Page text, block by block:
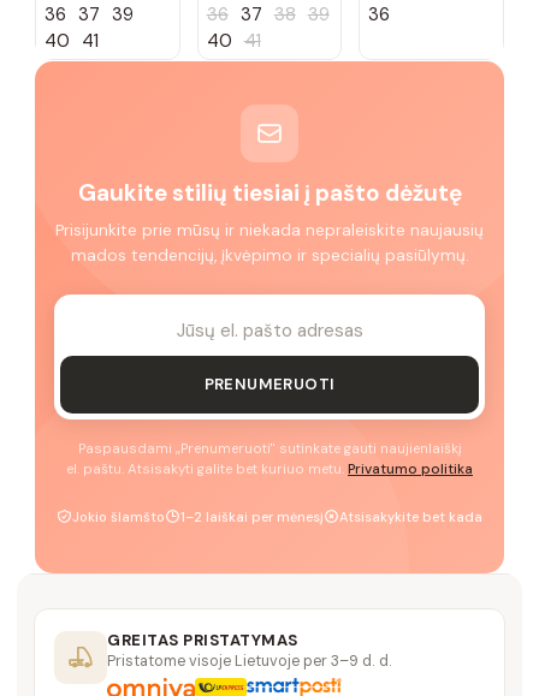
baltos spalvos
36 37 39
40 41
36 37 38 39
40 41
36
Gaukite stilių tiesiai į pašto dėžutę
Prisijunkite prie mūsų ir niekada nepraleiskite naujausių
mados tendencijų, įkvėpimo ir specialių pasiūlymų.
PRENUMERUOTI
Paspausdami „Prenumeruoti" sutinkate gauti naujienlaiškį
el. paštu. Atsisakyti galite bet kuriuo metu. Privatumo politika
Jokio šlamšto 1–2 laiškai per mėnesį Atsisakykite bet kada
GREITAS PRISTATYMAS
Pristatome visoje Lietuvoje per 3–9 d. d.